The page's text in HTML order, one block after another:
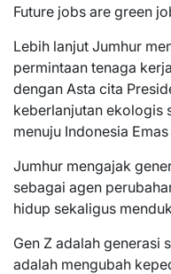
Future jobs are green
Lebih lanjut Jumhur
permintaan tenaga
dengan Asta cita
keberlanjutan ekologis
menuju Indonesia
Jumhur mengajak
sebagai agen
hidup sekaligus
Gen Z adalah
adalah mengubah